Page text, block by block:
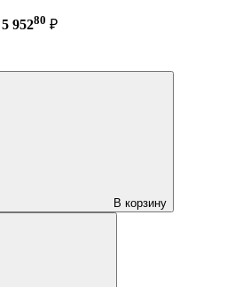
5 95280 ₽
В корзину